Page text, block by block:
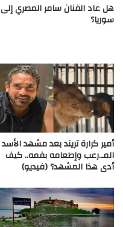
هل عاد الفنان سامر المصري إلى
سوريا؟
أمير كرارة تريند بعد مشهد الأسد
المـ.رعب وإطعامه بفمه.. كيف
أدى هذا المشهد؟ (فيديو)